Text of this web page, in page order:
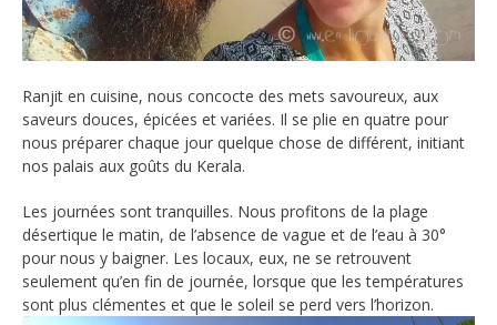
Ranjit en cuisine, nous concocte des mets savoureux, aux
saveurs douces, épicées et variées. Il se plie en quatre pour
nous préparer chaque jour quelque chose de différent, initiant
nos palais aux goûts du Kerala.
Les journées sont tranquilles. Nous profitons de la plage
désertique le matin, de l’absence de vague et de l’eau à 30°
pour nous y baigner. Les locaux, eux, ne se retrouvent
seulement qu’en fin de journée, lorsque que les températures
sont plus clémentes et que le soleil se perd vers l’horizon.